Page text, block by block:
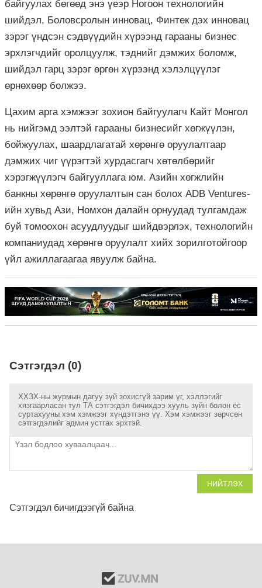
байгуулах бөгөөд энэ үеэр Ногоон технологийн
шийдэл, Боловсролын инновац, Финтек дэх инновац
зэрэг үндсэн сэдвүүдийн хүрээнд гарааны бизнес
эрхлэгчдийг оролцуулж, тэднийг дэмжих боломж,
шийдэл гарц зэрэг өргөн хүрээнд хэлэлцүүлэг
өрнөхөөр болжээ.
Цахим арга хэмжээг зохион байгуулагч Кайт Монгол
нь нийгэмд ээлтэй гарааны бизнесийг хөгжүүлэн,
бойжуулах, шаардлагатай хөрөнгө оруулалтаар
дэмжих чиг үүрэгтэй хурдасгагч хөтөлбөрийг
хэрэгжүүлэгч байгууллага юм. Азийн хөгжлийн
банкны хөрөнгө оруулалтын сан болох ADB Ventures-
ийн хувьд Ази, Номхон далайн орнуудад тулгамдаж
буй томоохон асуудлуудыг шийдвэрлэх, технологийн
компаниудад хөрөнгө оруулалт хийх зорилготойгоор
үйл ажиллагаагаа явуулж байна.
Сэтгэгдэл (0)
ХХЗХ-ны журмын дагуу зүй зохисгүй зарим үг, хэллэгийг
хязгаарласан тул ТА сэтгэгдэл бичихдээ хууль зүйн болон ёс
суртахууны хэм хэмжээг хүндэтгэнэ үү. Хэм хэмжээг зөрчсөн
сэтгэгдэлийг админ устгах эрхтэй.
НИЙТЛЭХ
Сэтгэгдэл бичигдээгүй байна